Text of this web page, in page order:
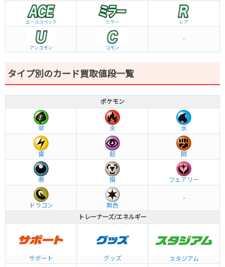
エーススペック ミラー レア
アンコモン コモン
-
タイプ別のカード買取値段一覧
ポケモン
草 炎 水
雷 超 闘
悪 鋼 フェアリー
ドラゴン 無色
-
トレーナーズ/エネルギー
サポート グッズ スタジアム